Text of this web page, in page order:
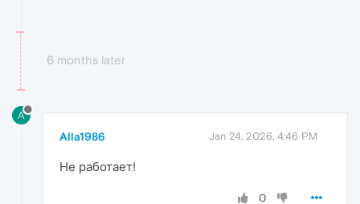
6 months later
A
Alla1986 Jan 24, 2026, 4:46 PM
Не работает!
0